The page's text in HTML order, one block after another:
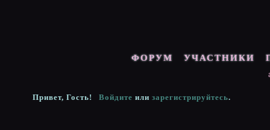
ФОРУМ УЧАСТНИКИ
Привет, Гость! Войдите или зарегистрируйтесь.